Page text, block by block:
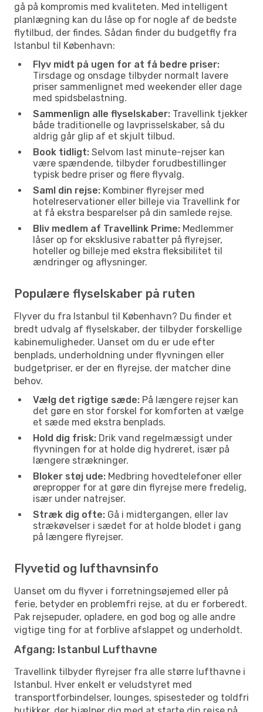
gå på kompromis med kvaliteten. Med intelligent
planlægning kan du låse op for nogle af de bedste
flytilbud, der findes. Sådan finder du budgetfly fra
Istanbul til København:
Flyv midt på ugen for at få bedre priser:
Tirsdage og onsdage tilbyder normalt lavere
priser sammenlignet med weekender eller dage
med spidsbelastning.
Sammenlign alle flyselskaber: Travellink tjekker
både traditionelle og lavprisselskaber, så du
aldrig går glip af et skjult tilbud.
Book tidligt: Selvom last minute-rejser kan
være spændende, tilbyder forudbestillinger
typisk bedre priser og flere flyvalg.
Saml din rejse: Kombiner flyrejser med
hotelreservationer eller billeje via Travellink for
at få ekstra besparelser på din samlede rejse.
Bliv medlem af Travellink Prime: Medlemmer
låser op for eksklusive rabatter på flyrejser,
hoteller og billeje med ekstra fleksibilitet til
ændringer og aflysninger.
Populære flyselskaber på ruten
Flyver du fra Istanbul til København? Du finder et
bredt udvalg af flyselskaber, der tilbyder forskellige
kabinemuligheder. Uanset om du er ude efter
benplads, underholdning under flyvningen eller
budgetpriser, er der en flyrejse, der matcher dine
behov.
Vælg det rigtige sæde: På længere rejser kan
det gøre en stor forskel for komforten at vælge
et sæde med ekstra benplads.
Hold dig frisk: Drik vand regelmæssigt under
flyvningen for at holde dig hydreret, især på
længere strækninger.
Bloker støj ude: Medbring hovedtelefoner eller
ørepropper for at gøre din flyrejse mere fredelig,
især under natrejser.
Stræk dig ofte: Gå i midtergangen, eller lav
strækøvelser i sædet for at holde blodet i gang
på længere flyrejser.
Flyvetid og lufthavnsinfo
Uanset om du flyver i forretningsøjemed eller på
ferie, betyder en problemfri rejse, at du er forberedt.
Pak rejsepuder, opladere, en god bog og alle andre
vigtige ting for at forblive afslappet og underholdt.
Afgang: Istanbul Lufthavne
Travellink tilbyder flyrejser fra alle større lufthavne i
Istanbul. Hver enkelt er veludstyret med
transportforbindelser, lounges, spisesteder og toldfri